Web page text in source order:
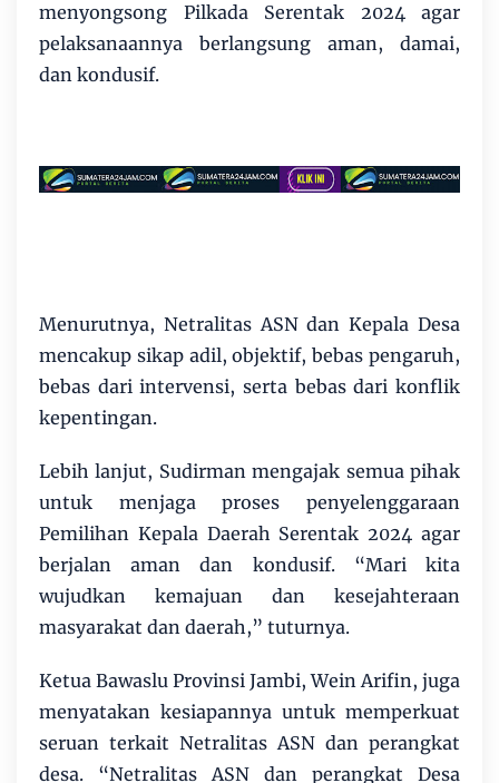
menyongsong Pilkada Serentak 2024 agar
pelaksanaannya berlangsung aman, damai,
dan kondusif.
Menurutnya, Netralitas ASN dan Kepala Desa
mencakup sikap adil, objektif, bebas pengaruh,
bebas dari intervensi, serta bebas dari konflik
kepentingan.
Lebih lanjut, Sudirman mengajak semua pihak
untuk menjaga proses penyelenggaraan
Pemilihan Kepala Daerah Serentak 2024 agar
berjalan aman dan kondusif. “Mari kita
wujudkan kemajuan dan kesejahteraan
masyarakat dan daerah,” tuturnya.
Ketua Bawaslu Provinsi Jambi, Wein Arifin, juga
menyatakan kesiapannya untuk memperkuat
seruan terkait Netralitas ASN dan perangkat
desa. “Netralitas ASN dan perangkat Desa